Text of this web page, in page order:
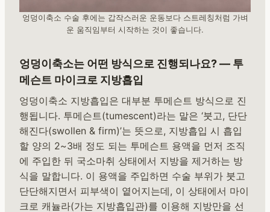
엉덩이축소 수술 후에는 갑작스러운 운동보다 스트레칭처럼 가벼
운 움직임부터 시작하는 것이 좋습니다.
엉덩이축소는 어떤 방식으로 진행되나요? — 투
메슨트 마이크로 지방흡입
엉덩이축소 지방흡입은 대부분 투메슨트 방식으로 진
행됩니다. 투메슨트(tumescent)라는 말은 ‘붓고, 단단
해진다(swollen & firm)’는 뜻으로, 지방흡입 시 흡입
할 양의 2~3배 정도 되는 투메슨트 용액을 먼저 조직
에 주입한 뒤 국소마취 상태에서 지방을 제거하는 방
식을 말합니다. 이 용액을 주입하면 수술 부위가 붓고
단단해지면서 피부색이 옅어지는데, 이 상태에서 마이
크로 캐뉼라(가는 지방흡입관)를 이용해 지방만을 선